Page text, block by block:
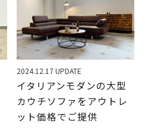
2024.12.17 UPDATE
イタリアンモダンの大型
カウチソファをアウトレ
ット価格でご提供